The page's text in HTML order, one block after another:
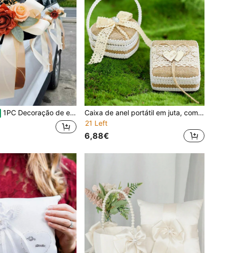
1PC Decoração de espelho retrovisor de flor de rosa, carro de casamento com ventosa, decoração de cena de casamento de flor, corrimãos de escada, maçaneta de porta de corredor, decoração de rosa
Caixa de anel portátil em juta, com laço de renda e decoração em strass, ideal para ocasiões românticas como guardar alianças de casamento.
21 Left
6,88€